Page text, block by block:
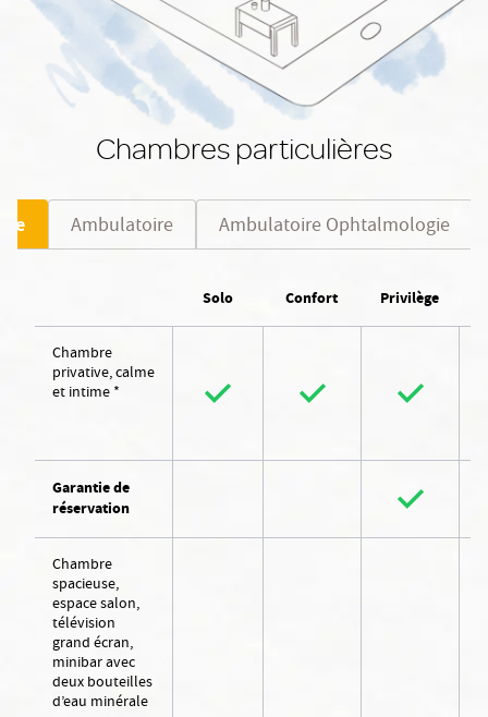
Chambres particulières
Ambulatoire Ambulatoire Ophtalmologie
Solo Confort Privilège
Chambre
privative, calme
et intime *
Garantie de
réservation
Chambre
spacieuse,
espace salon,
télévision
grand écran,
minibar avec
deux bouteilles
d’eau minérale